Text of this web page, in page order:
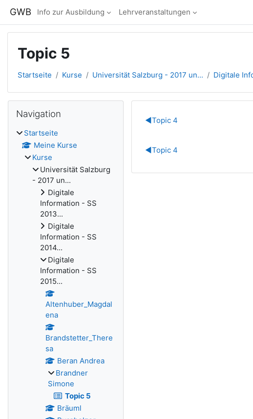
GWB Info zur Ausbildung Lehrveranstaltungen
Topic 5
Startseite Kurse Universität Salzburg - 2017 un... Digitale
◀︎Topic 4
◀︎Topic 4
Blöcke
Navigation
Startseite
Meine Kurse
Kurse
Universität Salzburg
- 2017 un...
Digitale
Information - SS
2013...
Digitale
Information - SS
2014...
Digitale
Information - SS
2015...
Altenhuber_Magdal
ena
Brandstetter_There
sa
Beran Andrea
Brandner
Simone
Topic 5
Bräuml